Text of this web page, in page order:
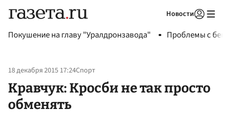
Новости
Покушение на главу "Уралдронзавода" Проблемы с
18 декабря 2015 17:24Спорт
Кравчук: Кросби не так просто
обменять